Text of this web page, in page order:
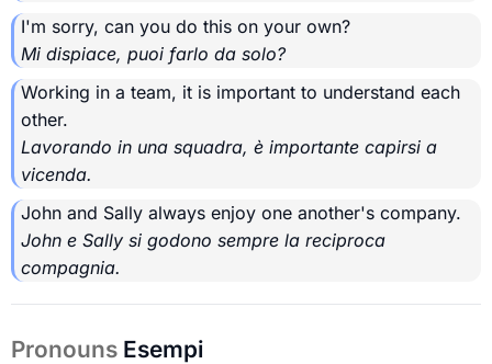
I'm sorry, can you do this on your own?
Mi dispiace, puoi farlo da solo?
Working in a team, it is important to understand each
other.
Lavorando in una squadra, è importante capirsi a
vicenda.
John and Sally always enjoy one another's company.
John e Sally si godono sempre la reciproca
compagnia.
Pronouns Esempi